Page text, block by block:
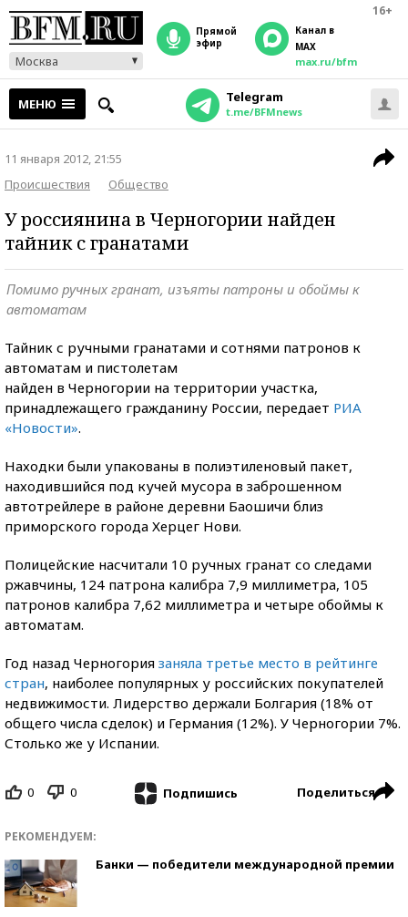
16+
Москва
прямой
эфир
Канал в
MAX
max.ru/bfm
МЕНЮ Telegram
t.me/BFMnews
11 января 2012, 21:55
Происшествия
Общество
У россиянина в Черногории найден
тайник с гранатами
Помимо ручных гранат, изъяты патроны и обоймы к
автоматам
Тайник с ручными гранатами и сотнями патронов к
автоматам и пистолетам
найден в Черногории на территории участка,
принадлежащего гражданину России, передает РИА
«Новости».
Находки были упакованы в полиэтиленовый пакет,
находившийся под кучей мусора в заброшенном
автотрейлере в районе деревни Баошичи близ
приморского города Херцег Нови.
Полицейские насчитали 10 ручных гранат со следами
ржавчины, 124 патрона калибра 7,9 миллиметра, 105
патронов калибра 7,62 миллиметра и четыре обоймы к
автоматам.
Год назад Черногория заняла третье место в рейтинге
стран, наиболее популярных у российских покупателей
недвижимости. Лидерство держали Болгария (18% от
общего числа сделок) и Германия (12%). У Черногории 7%.
Столько же у Испании.
0 0 Подпишись Поделиться
РЕКОМЕНДУЕМ:
Банки — победители международной премии